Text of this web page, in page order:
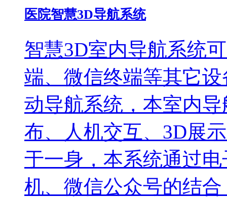
医院智慧3D导航系统
智慧3D室内导航系统
端、微信终端等其它
动导航系统，本室内
布、人机交互、3D展
于一身，本系统通过
机、微信公众号的结